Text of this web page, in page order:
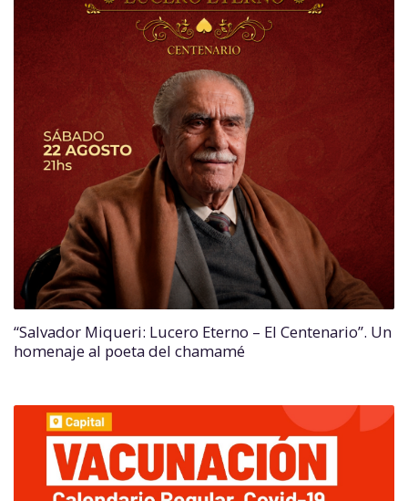
“Salvador Miqueri: Lucero Eterno – El Centenario”. Un
homenaje al poeta del chamamé